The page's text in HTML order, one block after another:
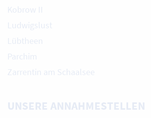
Kobrow II
Ludwigslust
Lübtheen
Parchim
Zarrentin am Schaalsee
UNSERE ANNAHMESTELLEN